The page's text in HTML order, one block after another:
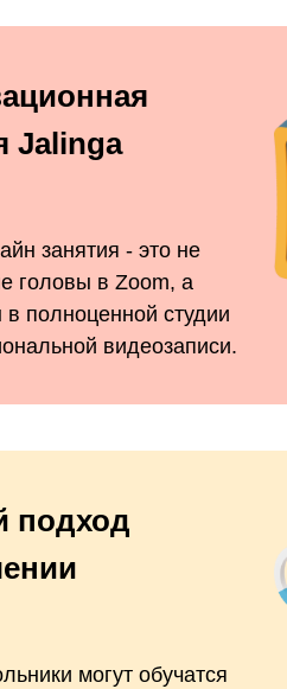
Jalinga
занятия - это не
головы в Zoom, а
полноценной студии
видеозаписи.
подход
могут обучатся